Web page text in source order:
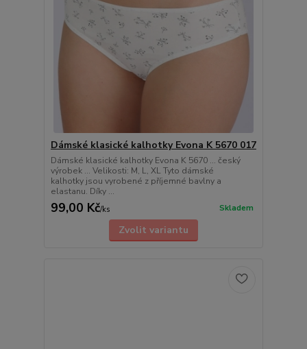
Dámské klasické kalhotky Evona K 5670 017
Dámské klasické kalhotky Evona K 5670 ... český
výrobek ... Velikosti: M, L, XL Tyto dámské
kalhotky jsou vyrobené z příjemné bavlny a
elastanu. Díky ...
99,00 Kč/ks Skladem
Zvolit variantu